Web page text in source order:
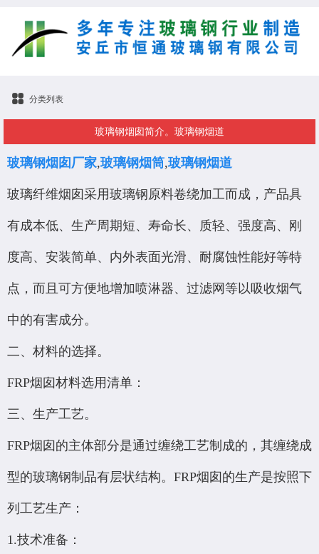
分类列表
玻璃钢烟囱简介。玻璃钢烟道
玻璃钢烟囱厂家,玻璃钢烟筒,玻璃钢烟道
玻璃纤维烟囱采用玻璃钢原料卷绕加工而成，产品具
有成本低、生产周期短、寿命长、质轻、强度高、刚
度高、安装简单、内外表面光滑、耐腐蚀性能好等特
点，而且可方便地增加喷淋器、过滤网等以吸收烟气
中的有害成分。
二、材料的选择。
FRP烟囱材料选用清单：
三、生产工艺。
FRP烟囱的主体部分是通过缠绕工艺制成的，其缠绕成
型的玻璃钢制品有层状结构。FRP烟囱的生产是按照下
列工艺生产：
1.技术准备：